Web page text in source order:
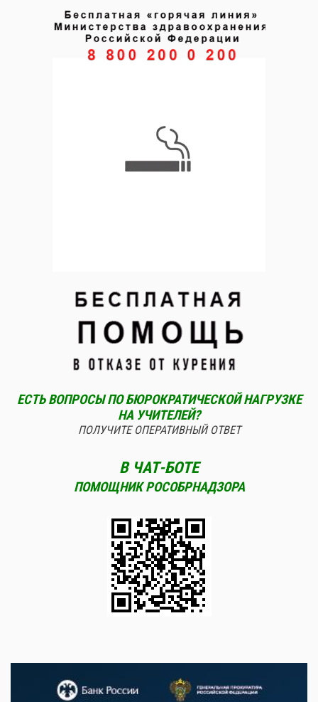
ЕСТЬ ВОПРОСЫ ПО БЮРОКРАТИЧЕСКОЙ НАГРУЗКЕ
НА УЧИТЕЛЕЙ?
ПОЛУЧИТЕ ОПЕРАТИВНЫЙ ОТВЕТ
В ЧАТ-БОТЕ
ПОМОЩНИК РОСОБРНАДЗОРА